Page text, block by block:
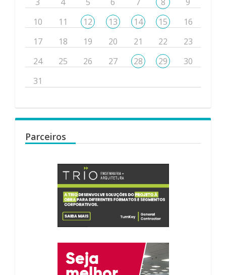
10
11 12 13 14 15
16
17
18 19 20 21 22
23
24
25 26 27 28 29
30
31
Parceiros